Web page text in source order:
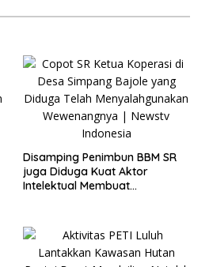
Disamping Penimbun BBM SR
juga Diduga Kuat Aktor
Intelektual Membuat